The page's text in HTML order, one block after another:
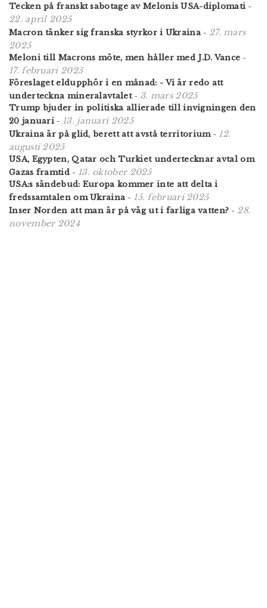
Tecken på franskt sabotage av Melonis USA-diplomati -
22. april 2025
Macron tänker sig franska styrkor i Ukraina- 27. mars
2025
Meloni till Macrons möte, men håller med J.D. Vance -
17. februari 2025
Föreslaget eldupphör i en månad: - Vi är redo att
underteckna mineralavtalet- 3. mars 2025
Trump bjuder in politiska allierade till invigningen den
20 januari - 13. januari 2025
Ukraina är på glid, berett att avstå territorium- 12.
augusti 2025
USA, Egypten, Qatar och Turkiet undertecknar avtal om
Gazas framtid- 13. oktober 2025
USA:s sändebud: Europa kommer inte att delta i
fredssamtalen om Ukraina - 15. februari 2025
Inser Norden att man är på väg ut i farliga vatten? - 28.
november 2024